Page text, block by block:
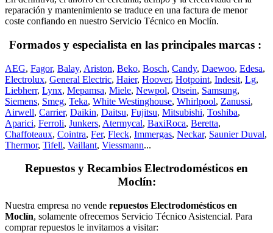
reparación y mantenimiento se traduce en una factura de menor
coste confiando en nuestro Servicio Técnico en Moclín.
Formados y especialista en las principales marcas :
AEG, Fagor, Balay, Ariston, Beko, Bosch, Candy, Daewoo, Edesa,
Electrolux, General Electric, Haier, Hoover, Hotpoint, Indesit, Lg,
Liebherr, Lynx, Mepamsa, Miele, Newpol, Otsein, Samsung,
Siemens, Smeg, Teka, White Westinghouse, Whirlpool, Zanussi,
Airwell, Carrier, Daikin, Daitsu, Fujitsu, Mitsubishi, Toshiba,
Aparici, Ferroli, Junkers, Atermycal, BaxiRoca, Beretta,
Chaffoteaux, Cointra, Fer, Fleck, Immergas, Neckar, Saunier Duval,
Thermor, Tifell, Vaillant, Viessmann...
Repuestos y Recambios Electrodomésticos en
Moclín:
Nuestra empresa no vende repuestos Electrodomésticos en
Moclín, solamente ofrecemos Servicio Técnico Asistencial. Para
comprar repuestos le invitamos a visitar: